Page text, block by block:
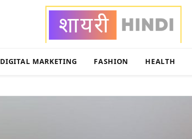
DIGITAL MARKETING FASHION HEALTH